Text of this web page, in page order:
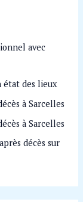
avec
état des lieux
à Sarcelles
à Sarcelles
décès sur